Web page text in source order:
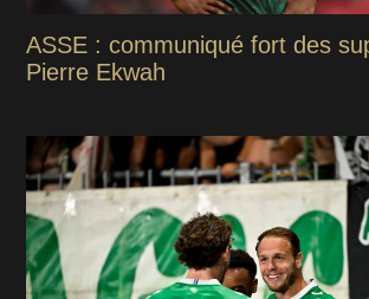
ASSE : communiqué fort des
Pierre Ekwah